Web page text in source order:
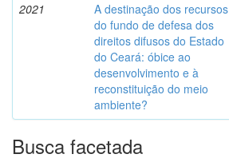
2021
A destinação dos recursos
do fundo de defesa dos
direitos difusos do Estado
do Ceará: óbice ao
desenvolvimento e à
reconstituição do meio
ambiente?
Busca facetada